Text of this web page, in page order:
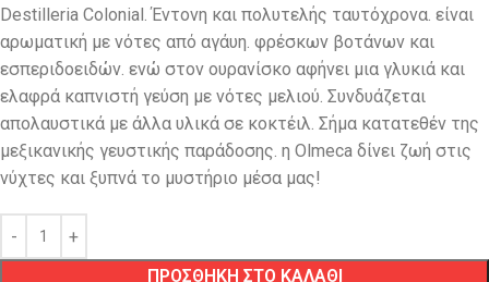
Destilleria Colonial. Έντονη και πολυτελής ταυτόχρονα. είναι
αρωματική με νότες από αγάυη. φρέσκων βοτάνων και
εσπεριδοειδών. ενώ στον ουρανίσκο αφήνει μια γλυκιά και
ελαφρά καπνιστή γεύση με νότες μελιού. Συνδυάζεται
απολαυστικά με άλλα υλικά σε κοκτέιλ. Σήμα κατατεθέν της
μεξικανικής γευστικής παράδοσης. η Olmeca δίνει ζωή στις
νύχτες και ξυπνά το μυστήριο μέσα μας!
ΠΡΟΣΘΗΚΗ ΣΤΟ ΚΑΛΑΘΙ